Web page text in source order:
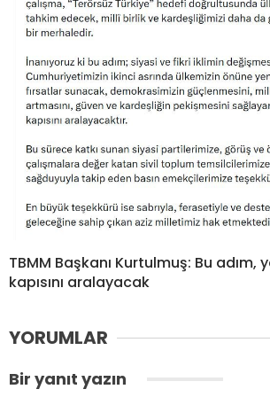
TBMM Başkanı Kurtulmuş: Bu adım,
kapısını aralayacak
YORUMLAR
Bir yanıt yazın